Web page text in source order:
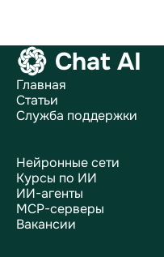
Chat AI
Главная
Статьи
Служба поддержки
Нейронные сети
Курсы по ИИ
ИИ-агенты
MCP-серверы
Вакансии